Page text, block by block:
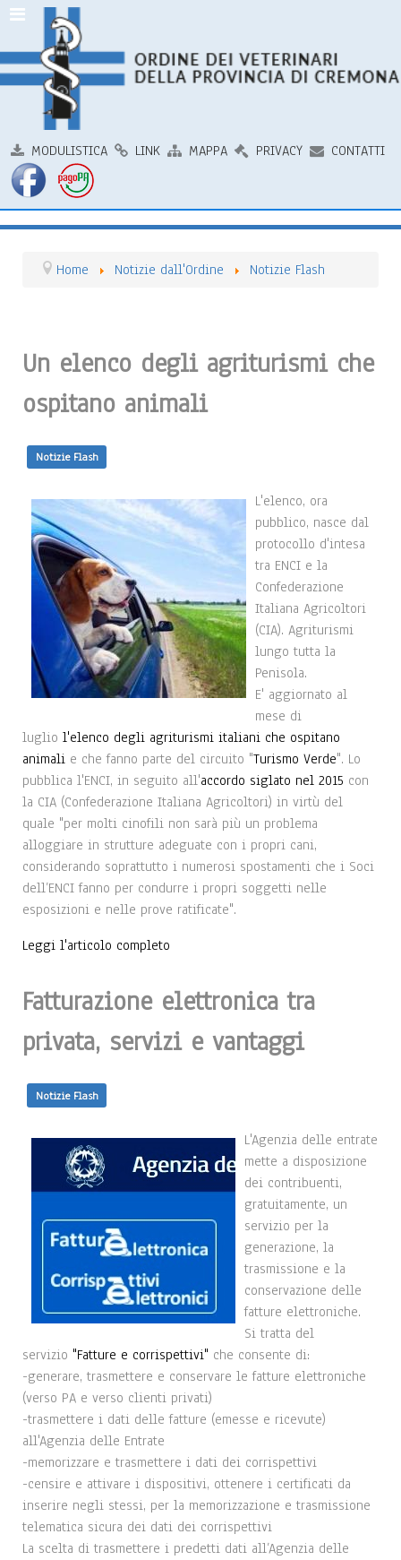
MODULISTICA LINK MAPPA PRIVACY CONTATTI
Home Notizie dall'Ordine Notizie Flash
Un elenco degli agriturismi che
ospitano animali
Notizie Flash
L'elenco, ora
pubblico, nasce dal
protocollo d'intesa
tra ENCI e la
Confederazione
Italiana Agricoltori
(CIA). Agriturismi
lungo tutta la
Penisola.
E' aggiornato al
mese di
luglio l'elenco degli agriturismi italiani che ospitano
animali e che fanno parte del circuito "Turismo Verde". Lo
pubblica l'ENCI, in seguito all'accordo siglato nel 2015 con
la CIA (Confederazione Italiana Agricoltori) in virtù del
quale "per molti cinofili non sarà più un problema
alloggiare in strutture adeguate con i propri cani,
considerando soprattutto i numerosi spostamenti che i Soci
dell’ENCI fanno per condurre i propri soggetti nelle
esposizioni e nelle prove ratificate".
Leggi l'articolo completo
Fatturazione elettronica tra
privata, servizi e vantaggi
Notizie Flash
L'Agenzia delle entrate
mette a disposizione
dei contribuenti,
gratuitamente, un
servizio per la
generazione, la
trasmissione e la
conservazione delle
fatture elettroniche.
Si tratta del
servizio "Fatture e corrispettivi" che consente di:
-generare, trasmettere e conservare le fatture elettroniche
(verso PA e verso clienti privati)
-trasmettere i dati delle fatture (emesse e ricevute)
all'Agenzia delle Entrate
-memorizzare e trasmettere i dati dei corrispettivi
-censire e attivare i dispositivi, ottenere i certificati da
inserire negli stessi, per la memorizzazione e trasmissione
telematica sicura dei dati dei corrispettivi
La scelta di trasmettere i predetti dati all’Agenzia delle